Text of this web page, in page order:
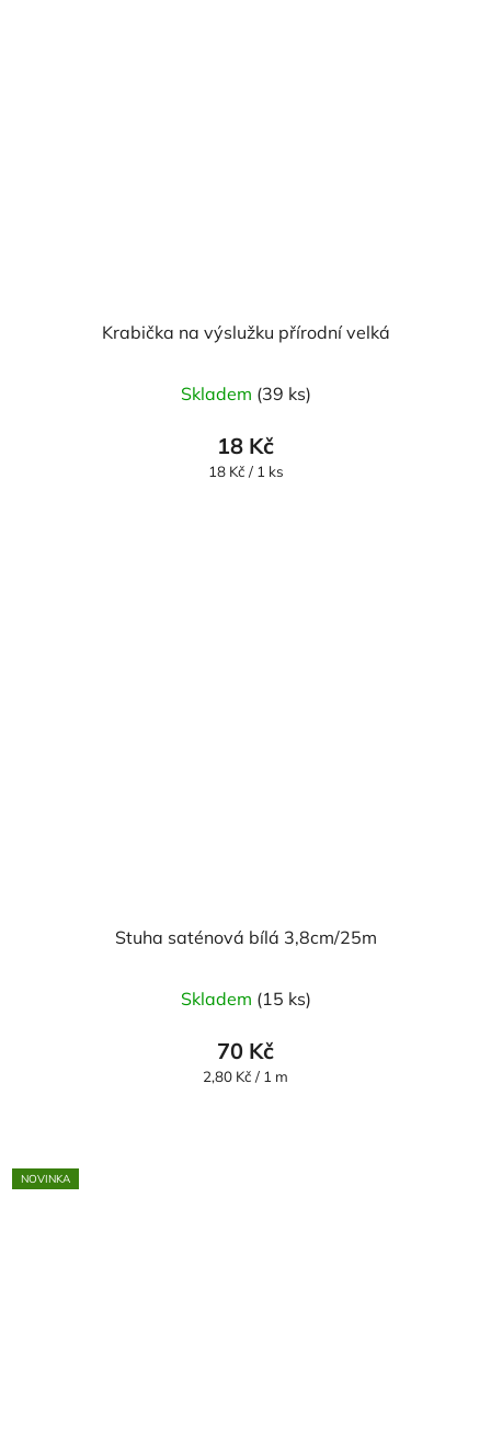
Krabička na výslužku přírodní velká
Skladem (39 ks)
18 Kč
Měrná
18 Kč / 1 ks
Stuha saténová bílá 3,8cm/25m
Skladem (15 ks)
70 Kč
Měrná
2,80 Kč / 1 m
NOVINKA